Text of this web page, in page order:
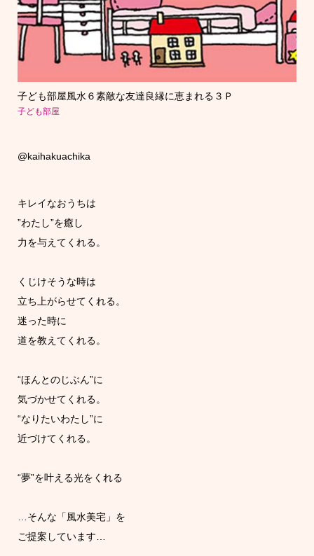
子ども部屋風水６素敵な友達良縁に恵まれる３Ｐ
子ども部屋
@kaihakuachika
キレイなおうちは
”わたし”を癒し
力を与えてくれる。
くじけそうな時は
立ち上がらせてくれる。
迷った時に
道を教えてくれる。
“ほんとのじぶん”に
気づかせてくれる。
“なりたいわたし”に
近づけてくれる。
“夢”を叶える光をくれる
…そんな「風水美宅」を
ご提案しています…